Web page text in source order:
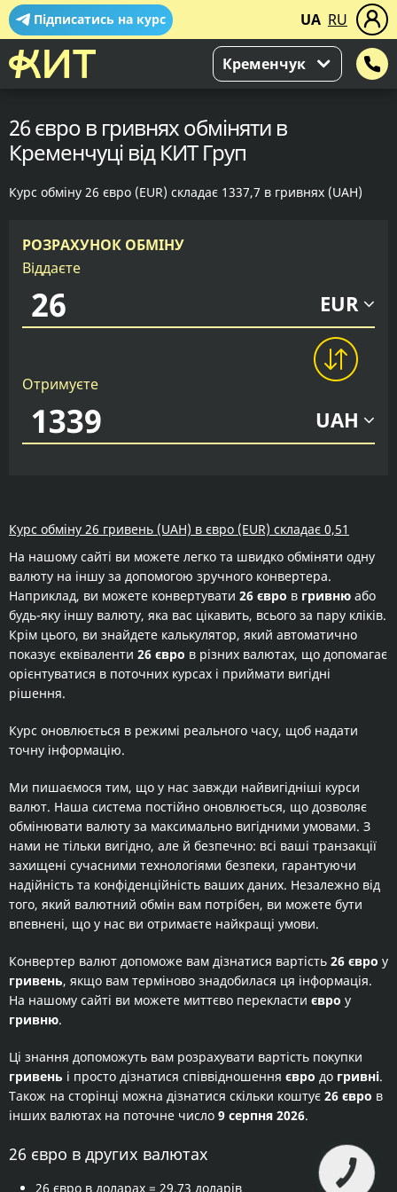
Підписатись на курс UA RU
Кременчук
26 євро в гривнях обміняти в
Кременчуці від КИТ Груп
Курс обміну 26 євро (EUR) складає 1337,7 в гривнях (UAH)
РОЗРАХУНОК ОБМІНУ
Віддаєте
EUR
Отримуєте
UAH
Курс обміну 26 гривень (UAH) в євро (EUR) складає 0,51
На нашому сайті ви можете легко та швидко обміняти одну
валюту на іншу за допомогою зручного конвертера.
Наприклад, ви можете конвертувати 26 євро в гривню або
будь-яку іншу валюту, яка вас цікавить, всього за пару кліків.
Крім цього, ви знайдете калькулятор, який автоматично
показує еквіваленти 26 євро в різних валютах, що допомагає
орієнтуватися в поточних курсах і приймати вигідні
рішення.
Курс оновлюється в режимі реального часу, щоб надати
точну інформацію.
Ми пишаємося тим, що у нас завжди найвигідніші курси
валют. Наша система постійно оновлюється, що дозволяє
обмінювати валюту за максимально вигідними умовами. З
нами не тільки вигідно, але й безпечно: всі ваші транзакції
захищені сучасними технологіями безпеки, гарантуючи
надійність та конфіденційність ваших даних. Незалежно від
того, який валютний обмін вам потрібен, ви можете бути
впевнені, що у нас ви отримаєте найкращі умови.
Конвертер валют допоможе вам дізнатися вартість 26 євро у
гривень, якщо вам терміново знадобилася ця інформація.
На нашому сайті ви можете миттєво перекласти євро у
гривню.
Ці знання допоможуть вам розрахувати вартість покупки
гривень і просто дізнатися співвідношення євро до гривні.
Також на сторінці можна дізнатися скільки коштує 26 євро в
інших валютах на поточне число 9 серпня 2026.
26 євро в других валютах
26 євро в доларах = 29,73 доларів